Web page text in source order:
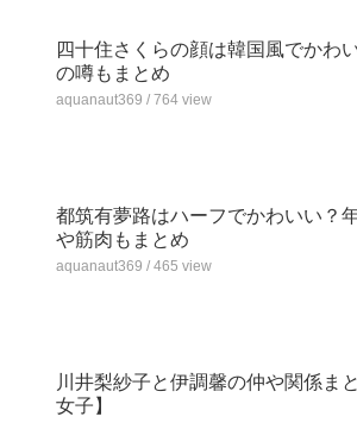
四十住さくらの顔は韓国風でかわ
の噂もまとめ
aquanaut369 / 764 view
都筑有夢路はハーフでかわいい？
や筋肉もまとめ
aquanaut369 / 465 view
川井梨紗子と伊調馨の仲や関係ま
女子】